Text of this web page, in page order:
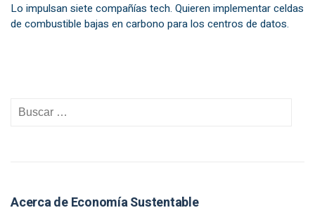
Lo impulsan siete compañías tech. Quieren implementar celdas
de combustible bajas en carbono para los centros de datos.
Acerca de Economía Sustentable